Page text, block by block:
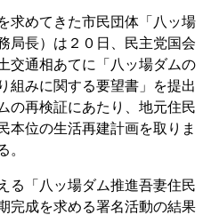
求めてきた市民団体「八ッ場
局長）は２０日、民主党国会
交通相あてに「八ッ場ダムの
組みに関する要望書」を提出
の再検証にあたり、地元住民
本位の生活再建計画を取りま
。
る「八ッ場ダム推進吾妻住民
完成を求める署名活動の結果